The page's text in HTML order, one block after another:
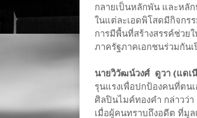
กลายเป็นหลักพัน และหลั
ในแต่ละเอดพิโสดมีกิจกร
การมีพื้นที่สร้างสรรค์ช่วย
ภาครัฐภาคเอกชนร่วมกัน
นายวิวัฒน์วงศ์ ดูวา (แดเ
รุนแรงเพื่อปกป้องคนที่ตน
ศิลปินไมค์ทองคำ กล่าวว่า
เมื่อผู้คนทราบถึงอดีต ที่มูล